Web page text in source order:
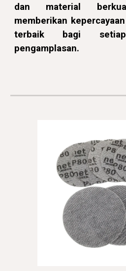
dan material
memberikan
terbaik bagi
pengamplasan.